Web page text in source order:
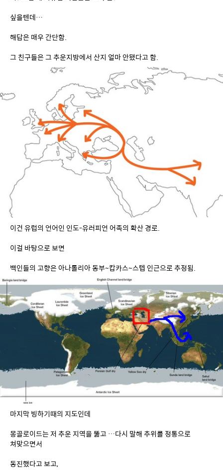
이건 유럽의 언어인 인도-유러피언 어족의 확산 경로.
이걸 바탕으로 보면
백인들의 고향은 아나톨리아 동부~캅카스~스텝 인근으로 추정됨.
마지막 빙하기때의 지도인데
몽골로이드는 저 추운 지역을 뚫고 …다시 말해 추위를 정통으로
쳐맞으면서
동진했다고 보고,
코카소이드들은 비교적 살만했던 빨간 네모 지방에서 버티고 있다가